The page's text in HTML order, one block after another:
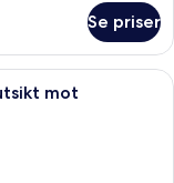
Se priser
med ett bord och stolar,
mot